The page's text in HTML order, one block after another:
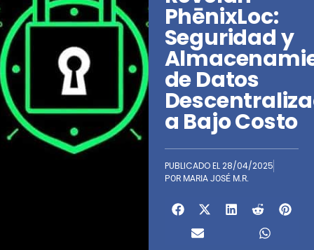
PhēnixLoc:
Seguridad y
de Datos
a Bajo Costo
PUBLICADO EL28/04/2025
POR MARIA JOSÉ M.R.